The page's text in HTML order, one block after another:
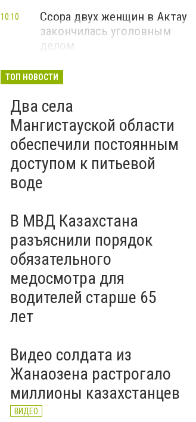
Ссора двух женщин в Актау
закончилась уголовным
делом
10:10
ТОП НОВОСТИ
Два села
Мангистауской области
обеспечили постоянным
доступом к питьевой
воде
В МВД Казахстана
разъяснили порядок
обязательного
медосмотра для
водителей старше 65
лет
Видео солдата из
Жанаозена растрогало
миллионы казахстанцев
ВИДЕО